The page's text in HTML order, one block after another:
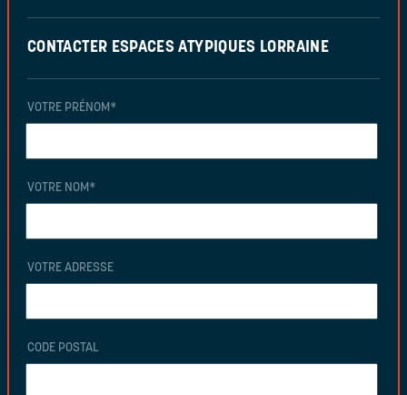
CONTACTER ESPACES ATYPIQUES LORRAINE
VOTRE PRÉNOM *
VOTRE NOM *
VOTRE ADRESSE
CODE POSTAL